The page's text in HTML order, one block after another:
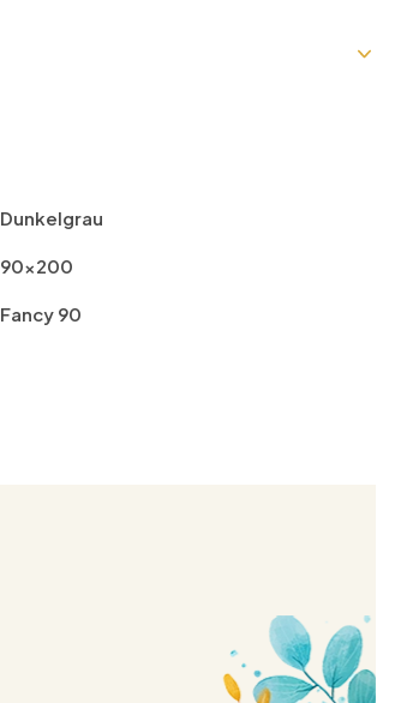
Dunkelgrau
90x200
Fancy 90